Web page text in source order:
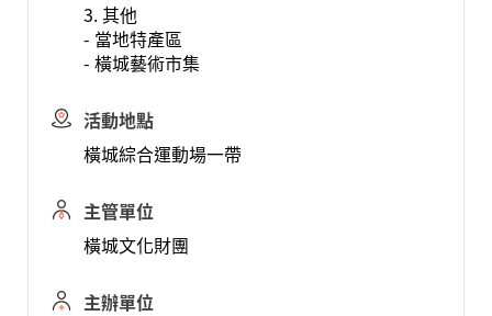
3. 其他
- 當地特產區
- 橫城藝術市集
活動地點
橫城綜合運動場一帶
主管單位
橫城文化財團
主辦單位